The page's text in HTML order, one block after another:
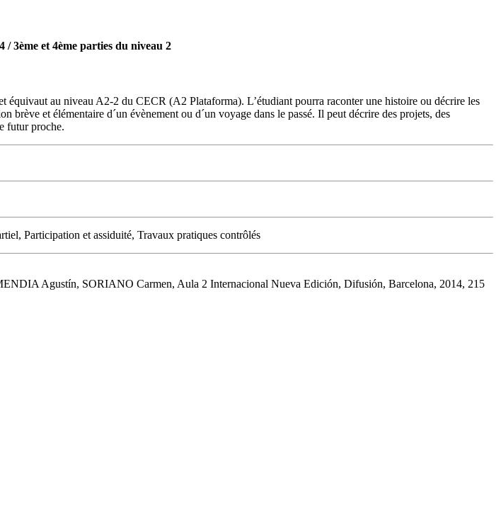
/ 3ème et 4ème parties du niveau 2
équivaut au niveau A2-2 du CECR (A2 Plataforma). L’étudiant pourra raconter une histoire ou décrire les
et élémentaire d´un évènement ou d´un voyage dans le passé. Il peut décrire des projets, des
futur proche.
Participation et assiduité, Travaux pratiques contrôlés
Agustín, SORIANO Carmen, Aula 2 Internacional Nueva Edición, Difusión, Barcelona, 2014, 215